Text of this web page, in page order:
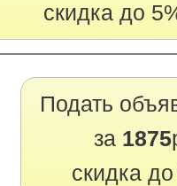
скидка до
Подать
за 1875
скидка